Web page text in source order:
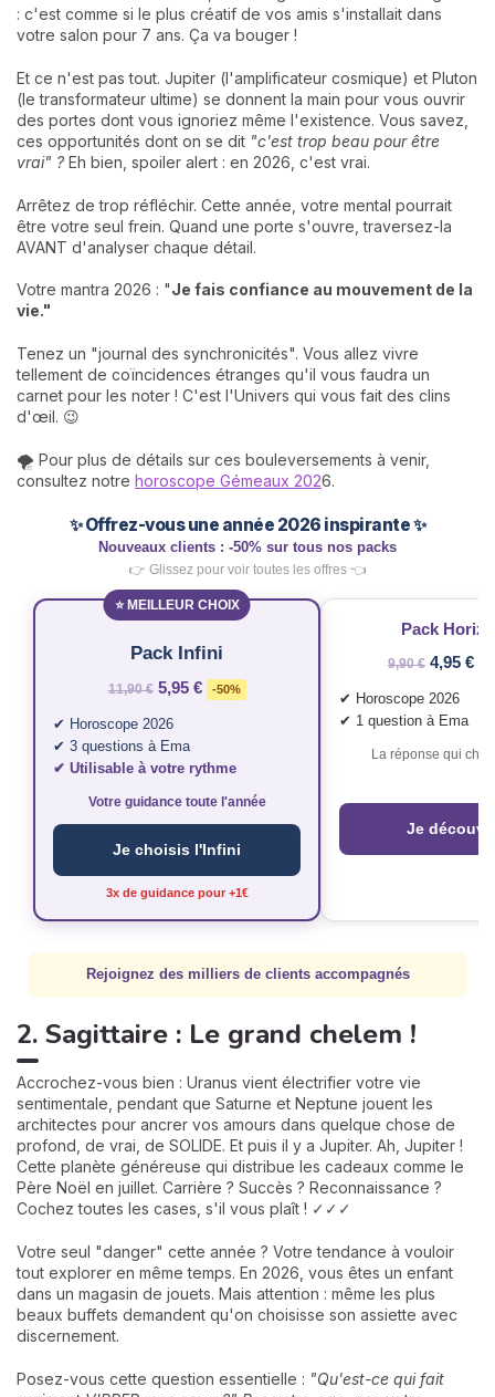
: c'est comme si le plus créatif de vos amis s'installait dans
votre salon pour 7 ans. Ça va bouger !
Et ce n'est pas tout. Jupiter (l'amplificateur cosmique) et Pluton
(le transformateur ultime) se donnent la main pour vous ouvrir
des portes dont vous ignoriez même l'existence. Vous savez,
ces opportunités dont on se dit "c'est trop beau pour être
vrai" ? Eh bien, spoiler alert : en 2026, c'est vrai.
Arrêtez de trop réfléchir. Cette année, votre mental pourrait
être votre seul frein. Quand une porte s'ouvre, traversez-la
AVANT d'analyser chaque détail.
Votre mantra 2026 : "Je fais confiance au mouvement de la
vie."
Tenez un "journal des synchronicités". Vous allez vivre
tellement de coïncidences étranges qu'il vous faudra un
carnet pour les noter ! C'est l'Univers qui vous fait des clins
d'œil. 😉
🌪️ Pour plus de détails sur ces bouleversements à venir,
consultez notre horoscope Gémeaux 2026.
✨ Offrez-vous une année 2026 inspirante ✨
Nouveaux clients : -50% sur tous nos packs
👉 Glissez pour voir toutes les offres 👈
⭐ MEILLEUR CHOIX
Pack Infini
11,90 € 5,95 € -50%
✔ Horoscope 2026
✔ 3 questions à Ema
✔ Utilisable à votre rythme
Votre guidance toute l'année
Je choisis l'Infini
3x de guidance pour +1€
Pack
9,90 € 4,95 €
✔ Horoscope 2026
✔ 1 question à Ema
La réponse qui
Je
Rejoignez des milliers de clients accompagnés
2. Sagittaire : Le grand chelem !
Accrochez-vous bien : Uranus vient électrifier votre vie
sentimentale, pendant que Saturne et Neptune jouent les
architectes pour ancrer vos amours dans quelque chose de
profond, de vrai, de SOLIDE. Et puis il y a Jupiter. Ah, Jupiter !
Cette planète généreuse qui distribue les cadeaux comme le
Père Noël en juillet. Carrière ? Succès ? Reconnaissance ?
Cochez toutes les cases, s'il vous plaît ! ✓✓✓
Votre seul "danger" cette année ? Votre tendance à vouloir
tout explorer en même temps. En 2026, vous êtes un enfant
dans un magasin de jouets. Mais attention : même les plus
beaux buffets demandent qu'on choisisse son assiette avec
discernement.
Posez-vous cette question essentielle : "Qu'est-ce qui fait